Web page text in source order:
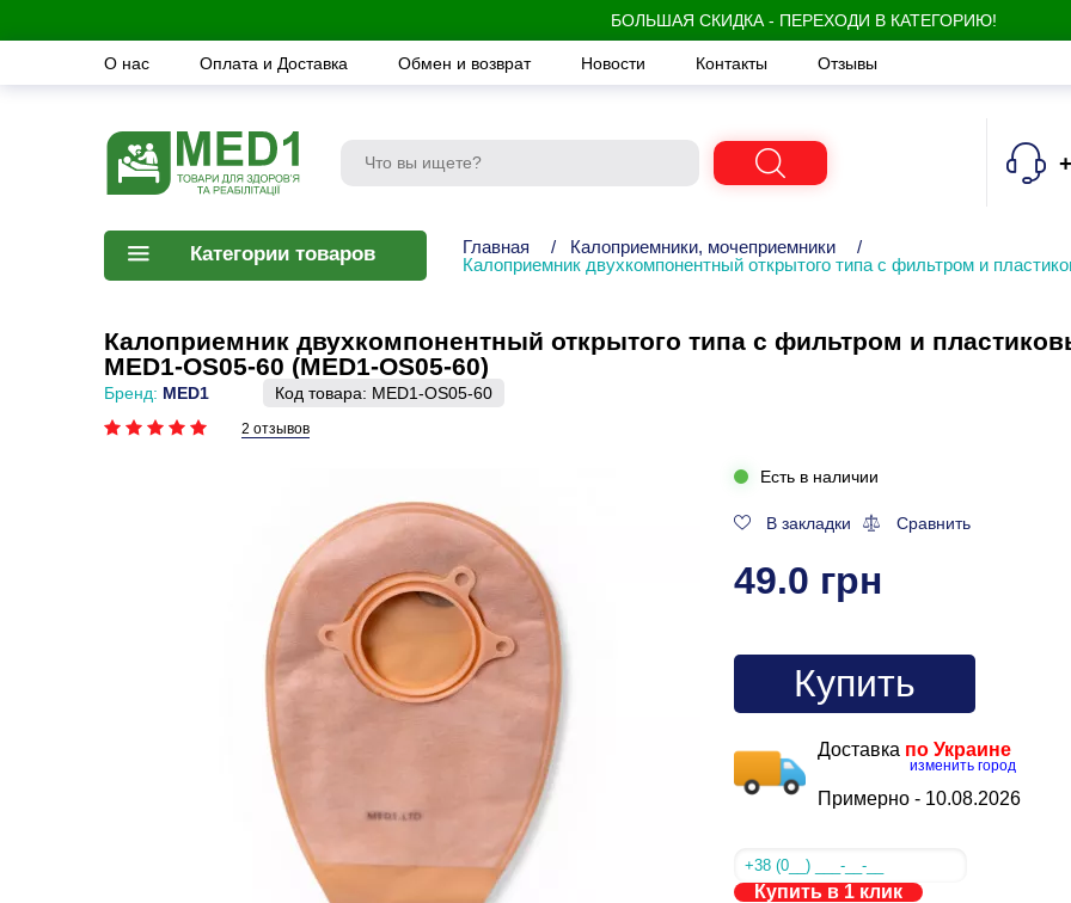
БОЛЬШАЯ СКИДКА - ПЕРЕХОДИ В КАТЕГОРИЮ!
О нас Оплата и Доставка Обмен и возврат Новости Контакты Отзывы
Категории товаров Главная / Калоприемники, мочеприемники
/
Калоприемник двухкомпонентный открытого типа с фильтром и
Калоприемник двухкомпонентный открытого типа с фильтром и
MED1-OS05-60 (MED1-OS05-60)
Бренд: MED1 Код товара: MED1-OS05-60
2 отзывов
Есть в наличии
В закладки Сравнить
49.0 грн
Купить
Доставка по Украине
изменить город
Примерно - 10.08.2026
Купить в 1 клик